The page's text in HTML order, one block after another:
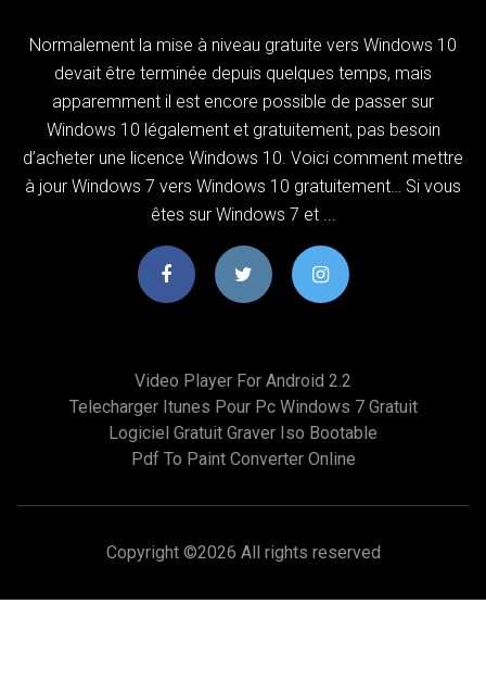
Normalement la mise à niveau gratuite vers Windows 10
devait être terminée depuis quelques temps, mais
apparemment il est encore possible de passer sur
Windows 10 légalement et gratuitement, pas besoin
d’acheter une licence Windows 10. Voici comment mettre
à jour Windows 7 vers Windows 10 gratuitement… Si vous
êtes sur Windows 7 et ...
Video Player For Android 2.2
Telecharger Itunes Pour Pc Windows 7 Gratuit
Logiciel Gratuit Graver Iso Bootable
Pdf To Paint Converter Online
Copyright ©2026 All rights reserved